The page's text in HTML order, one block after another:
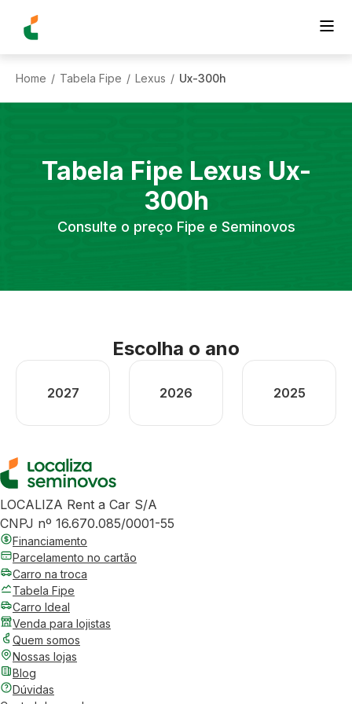
Home / Tabela Fipe / Lexus / Ux-300h
Tabela Fipe Lexus Ux-
300h
Consulte o preço Fipe e Seminovos
Escolha o ano
2027 2026 2025
LOCALIZA Rent a Car S/A
CNPJ nº 16.670.085/0001-55
Financiamento
Parcelamento no cartão
Carro na troca
Tabela Fipe
Carro Ideal
Venda para lojistas
Quem somos
Nossas lojas
Blog
Dúvidas